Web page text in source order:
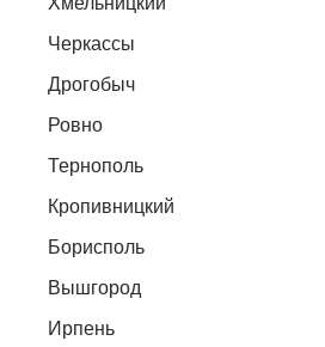
Черкассы
Дрогобыч
Ровно
Тернополь
Кропивницкий
Борисполь
Вышгород
Ирпень